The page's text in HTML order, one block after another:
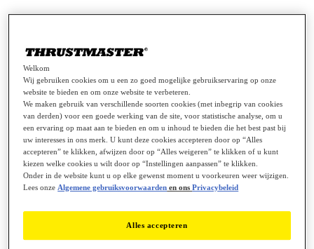
ESWAP LED Orange Crystal Pack
ESWAP PRO CONTROLLER
ESWAP S PRO CONTROLLER
ESWAP SH5 HALL STICK
MODULE
ESWAP X 2
Welkom
Wij gebruiken cookies om u een zo goed mogelijke gebruikservaring op onze
website te bieden en om onze website te verbeteren.
We maken gebruik van verschillende soorten cookies (met inbegrip van cookies
van derden) voor een goede werking van de site, voor statistische analyse, om u
een ervaring op maat aan te bieden en om u inhoud te bieden die het best past bij
uw interesses in ons merk. U kunt deze cookies accepteren door op “Alles
accepteren” te klikken, afwijzen door op “Alles weigeren” te klikken of u kunt
kiezen welke cookies u wilt door op “Instellingen aanpassen” te klikken.
Onder in de website kunt u op elke gewenst moment u voorkeuren weer wijzigen.
Lees onzeAlgemene gebruiksvoorwaarden en onsPrivacybeleid
Alles accepteren